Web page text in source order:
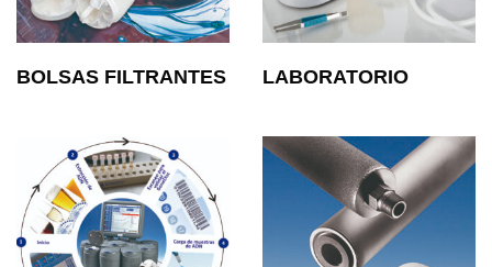
BOLSAS FILTRANTES LABORATORIO